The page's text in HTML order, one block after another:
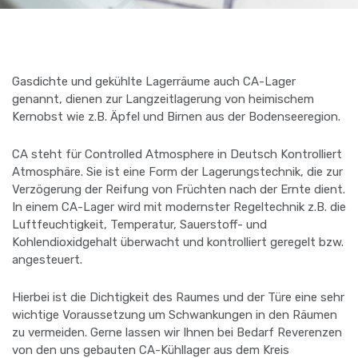
Gasdichte und gekühlte Lagerräume auch CA-Lager
genannt, dienen zur Langzeitlagerung von heimischem
Kernobst wie z.B. Äpfel und Birnen aus der Bodenseeregion.
CA steht für Controlled Atmosphere in Deutsch Kontrolliert
Atmosphäre. Sie ist eine Form der Lagerungstechnik, die zur
Verzögerung der Reifung von Früchten nach der Ernte dient.
In einem CA-Lager wird mit modernster Regeltechnik z.B. die
Luftfeuchtigkeit, Temperatur, Sauerstoff- und
Kohlendioxidgehalt überwacht und kontrolliert geregelt bzw.
angesteuert.
Hierbei ist die Dichtigkeit des Raumes und der Türe eine sehr
wichtige Voraussetzung um Schwankungen in den Räumen
zu vermeiden. Gerne lassen wir Ihnen bei Bedarf Reverenzen
von den uns gebauten CA-Kühllager aus dem Kreis